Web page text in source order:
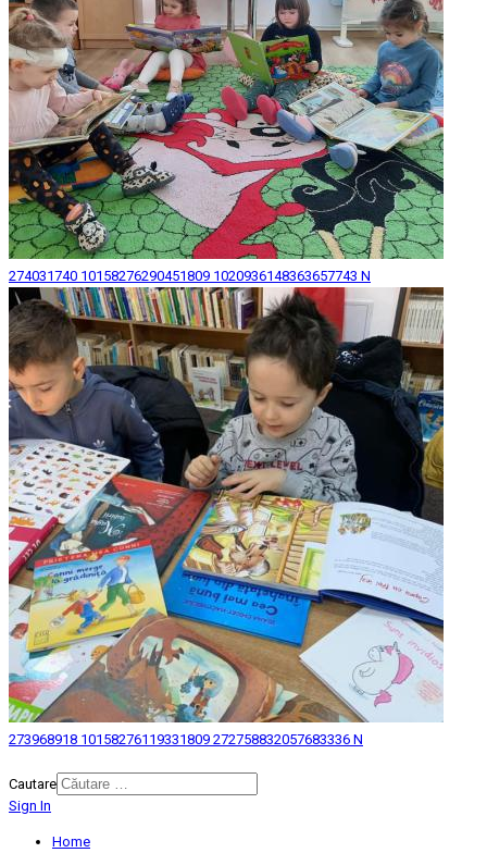
274031740 10158276290451809 1020936148363657743 N
273968918 10158276119331809 272758832057683336 N
Cautare
Sign In
Home